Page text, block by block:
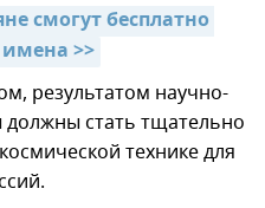
смогут бесплатно
>>
результатом научно-
должны стать тщательно
технике для